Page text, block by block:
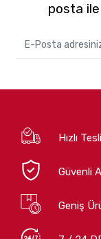
posta
Hızlı
Güvenli
Geniş